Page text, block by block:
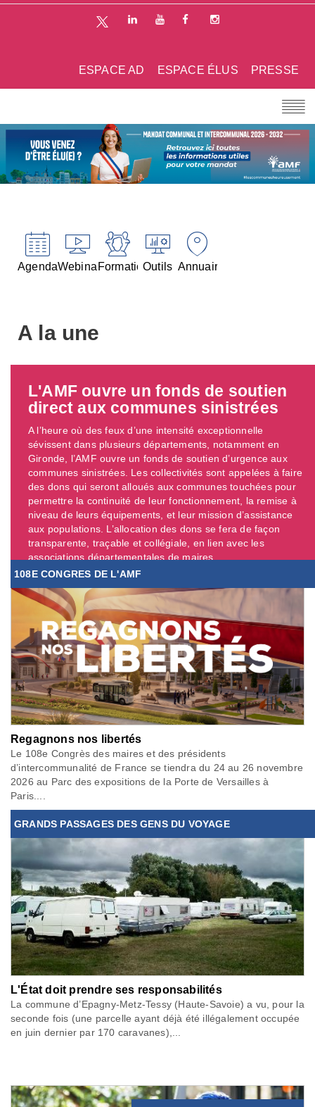
PRESSE
ESPACE ÉLUS
ESPACE AD
AgendaWebinairesFormationsOutils Annuaires
A la une
L'AMF ouvre un fonds de soutien
direct aux communes sinistrées
A l’heure où des feux d’une intensité exceptionnelle
sévissent dans plusieurs départements, notamment en
Gironde, l’AMF ouvre un fonds de soutien d’urgence aux
communes sinistrées. Les collectivités sont appelées à faire
des dons qui seront alloués aux communes touchées pour
permettre la continuité de leur fonctionnement, la remise à
niveau de leurs équipements, et leur mission d’assistance
aux populations. L’allocation des dons se fera de façon
transparente, traçable et collégiale, en lien avec les
associations départementales de maires. ...
108E CONGRES DE L'AMF
Regagnons nos libertés
Le 108e Congrès des maires et des présidents
d’intercommunalité de France se tiendra du 24 au 26 novembre
2026 au Parc des expositions de la Porte de Versailles à
Paris....
GRANDS PASSAGES DES GENS DU VOYAGE
L'État doit prendre ses responsabilités
La commune d’Epagny-Metz-Tessy (Haute-Savoie) a vu, pour la
seconde fois (une parcelle ayant déjà été illégalement occupée
en juin dernier par 170 caravanes),...